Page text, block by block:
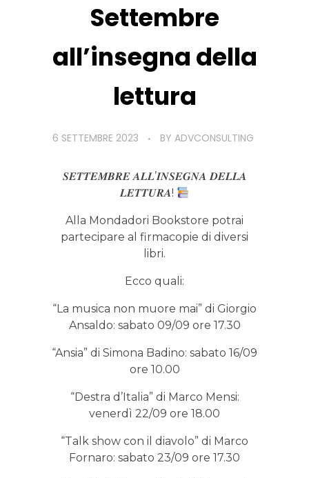
Settembre
all’insegna della
lettura
6 SETTEMBRE 2023 BY ADVCONSULTING
𝑺𝑬𝑻𝑻𝑬𝑴𝑩𝑹𝑬 𝑨𝑳𝑳’𝑰𝑵𝑺𝑬𝑮𝑵𝑨 𝑫𝑬𝑳𝑳𝑨
𝑳𝑬𝑻𝑻𝑼𝑹𝑨!
Alla Mondadori Bookstore potrai
partecipare al firmacopie di diversi
libri.
Ecco quali:
“La musica non muore mai” di Giorgio
Ansaldo: sabato 09/09 ore 17.30
“Ansia” di Simona Badino: sabato 16/09
ore 10.00
“Destra d’Italia” di Marco Mensi:
venerdì 22/09 ore 18.00
“Talk show con il diavolo” di Marco
Fornaro: sabato 23/09 ore 17.30